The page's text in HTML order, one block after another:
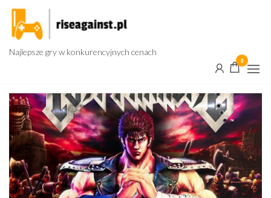
Przejdź
treści
Najlepsze gry w konkurencyjnych cenach
0